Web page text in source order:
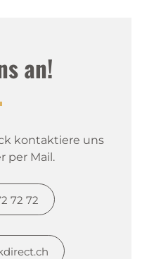
an!
kontaktiere uns
per Mail.
72 72